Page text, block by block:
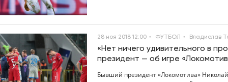
28 ноя 2018 12:00 ФУТБОЛ Владислав
«Нет ничего удивительного в
президент — об игре
Бывший президент «Локомотива»